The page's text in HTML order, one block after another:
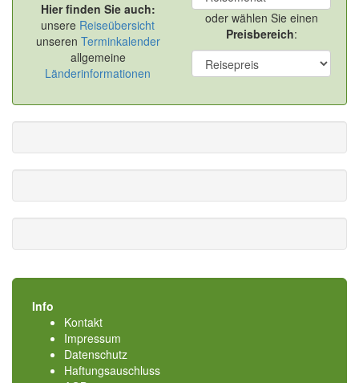
Hier finden Sie auch:
unsere Reiseübersicht
unseren Terminkalender
allgemeine
Länderinformationen
oder wählen Sie einen
Preisbereich:
Info
Kontakt
Impressum
Datenschutz
Haftungsauschluss